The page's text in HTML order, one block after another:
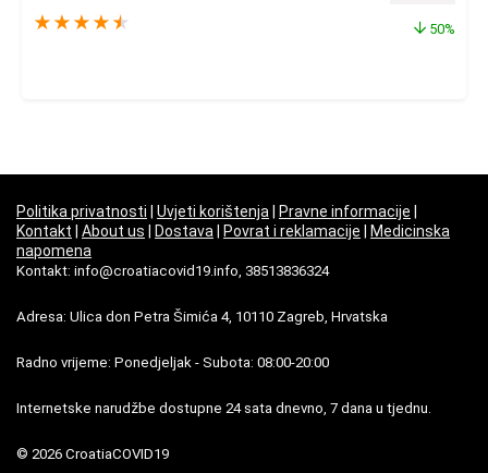
★ ★ ★ ★ ★ 50%
Politika privatnosti | Uvjeti korištenja | Pravne informacije |
Kontakt | About us | Dostava | Povrat i reklamacije | Medicinska
napomena
Kontakt: info@croatiacovid19.info, 38513836324
Adresa: Ulica don Petra Šimića 4, 10110 Zagreb, Hrvatska
Radno vrijeme: Ponedjeljak - Subota: 08:00-20:00
Internetske narudžbe dostupne 24 sata dnevno, 7 dana u tjednu.
© 2026 CroatiaCOVID19